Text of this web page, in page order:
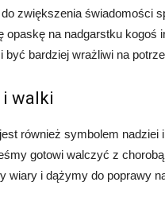
zwiększenia świadomości
opaskę na nadgarstku kogoś
być bardziej wrażliwi na
i walki
również symbolem
gotowi walczyć z
wiary i dążymy do poprawy